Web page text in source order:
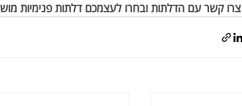
קשר עם הדלתות ובחרו לעצמכם דלתות פנימיות